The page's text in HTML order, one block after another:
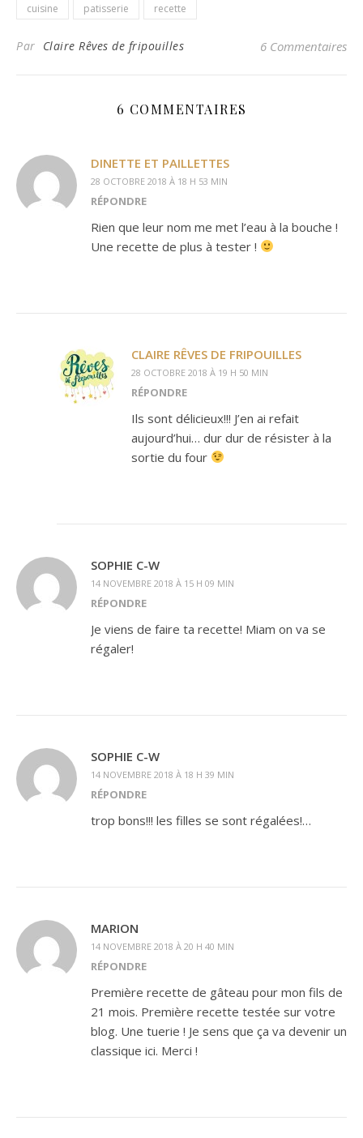
cuisine
patisserie recette
Par Claire Rêves de fripouilles 6 Commentaires
6 COMMENTAIRES
DINETTE ET PAILLETTES
28 OCTOBRE 2018 À 18 H 53 MIN
RÉPONDRE
Rien que leur nom me met l’eau à la bouche !
Une recette de plus à tester !
CLAIRE RÊVES DE FRIPOUILLES
28 OCTOBRE 2018 À 19 H 50 MIN
RÉPONDRE
Ils sont délicieux!!! J’en ai refait
aujourd’hui… dur dur de résister à la
sortie du four
SOPHIE C-W
14 NOVEMBRE 2018 À 15 H 09 MIN
RÉPONDRE
Je viens de faire ta recette! Miam on va se
régaler!
SOPHIE C-W
14 NOVEMBRE 2018 À 18 H 39 MIN
RÉPONDRE
trop bons!!! les filles se sont régalées!…
MARION
14 NOVEMBRE 2018 À 20 H 40 MIN
RÉPONDRE
Première recette de gâteau pour mon fils de
21 mois. Première recette testée sur votre
blog. Une tuerie ! Je sens que ça va devenir un
classique ici. Merci !